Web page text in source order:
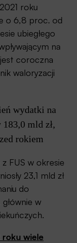
roku
o 6,8 proc. od
ubiegłego
na
coroczna
waloryzacji
wydatki na
mld zł,
rokiem
z FUS w okresie
23,1 mld zł
do
w
wiele